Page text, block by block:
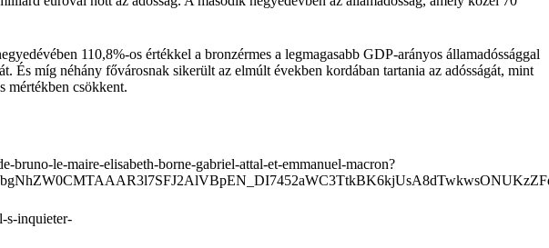
110,8%-os értékkel a bronzérmes a legmagasabb GDP-arányos államadóssággal
És míg néhány fővárosnak sikerült az elmúlt években kordában tartania az adósságát, mint
mértékben csökkent.
bruno-le-maire-elisabeth-borne-gabriel-attal-et-emmanuel-macron?
s-inquieter-